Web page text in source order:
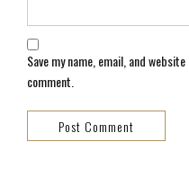
Save my name, email, and
comment.
Post Comment